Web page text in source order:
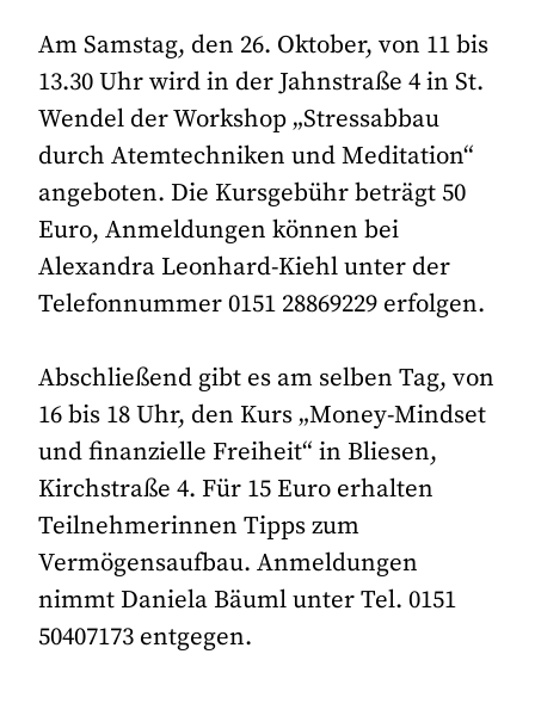
Am Samstag, den 26. Oktober, von 11 bis
13.30 Uhr wird in der Jahnstraße 4 in St.
Wendel der Workshop „Stressabbau
durch Atemtechniken und Meditation“
angeboten. Die Kursgebühr beträgt 50
Euro, Anmeldungen können bei
Alexandra Leonhard-Kiehl unter der
Telefonnummer 0151 28869229 erfolgen.
Abschließend gibt es am selben Tag, von
16 bis 18 Uhr, den Kurs „Money-Mindset
und finanzielle Freiheit“ in Bliesen,
Kirchstraße 4. Für 15 Euro erhalten
Teilnehmerinnen Tipps zum
Vermögensaufbau. Anmeldungen
nimmt Daniela Bäuml unter Tel. 0151
50407173 entgegen.